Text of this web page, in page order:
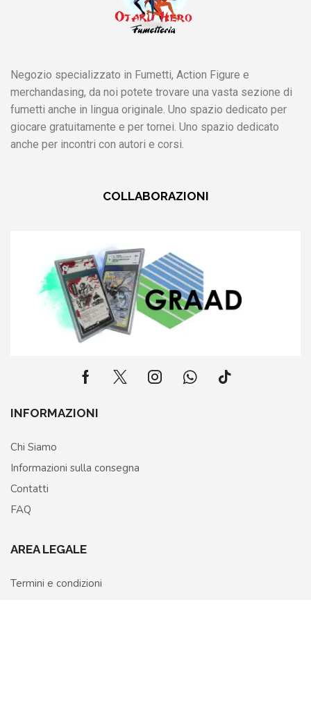
Negozio specializzato in Fumetti, Action Figure e
merchandasing, da noi potete trovare una vasta sezione di
fumetti anche in lingua originale. Uno spazio dedicato per
giocare gratuitamente e per tornei. Uno spazio dedicato
anche per incontri con autori e corsi.
COLLABORAZIONI
INFORMAZIONI
Chi Siamo
Informazioni sulla consegna
Contatti
FAQ
AREA LEGALE
Termini e condizioni